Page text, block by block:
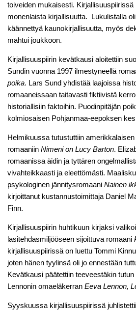
toiveiden mukaisesti. Kirjallisuuspiirissä
monenlaista kirjallisuutta. Lukulistalla
käännettyä kaunokirjallisuutta, myös
mahtui joukkoon.
Kirjallisuuspiirin kevätkausi aloitettiin
Sundin vuonna 1997 ilmestyneellä
poika. Lars Sund yhdistää laajoissa
romaaneissaan taitavasti fiktiivistä
historiallisiin faktoihin. Puodinpitäjän
kolmiosaisen Pohjanmaa-eepoksen
Helmikuussa tutustuttiin
romaaniin Nimeni on Lucy Barton.
romaanissa äidin ja tyttären
vivahteikkaasti ja eleettömästi.
psykologinen jännitysromaani Nainen
kirjoittanut kustannustoimittaja Daniel
Finn.
Kirjallisuuspiirin huhtikuun kirjaksi
lasitehdasmiljööseen sijoittuva romaani
kirjallisuuspiirissä on luettu Tommi
joten hänen tyylinsä oli jo ennestään
Kevätkausi päätettiin teeveestäkin
Lennonin omaeläkerran Eeva Lennon,
Syyskuussa kirjallisuuspiirissä